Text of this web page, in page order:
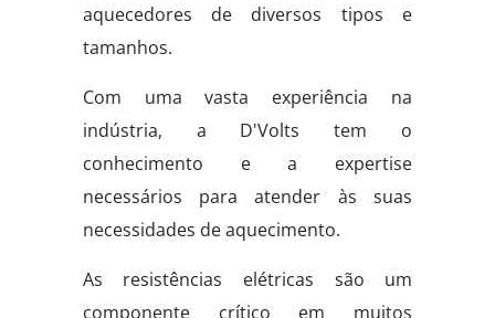
aquecedores de diversos tipos e
tamanhos.
Com uma vasta experiência na
indústria, a D'Volts tem o
conhecimento e a expertise
necessários para atender às suas
necessidades de aquecimento.
As resistências elétricas são um
componente crítico em muitos